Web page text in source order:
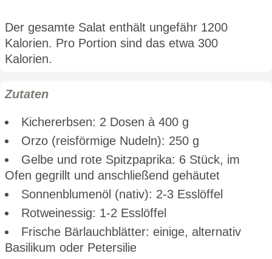
Der gesamte Salat enthält ungefähr 1200
Kalorien. Pro Portion sind das etwa 300
Kalorien.
Zutaten
Kichererbsen: 2 Dosen à 400 g
Orzo (reisförmige Nudeln): 250 g
Gelbe und rote Spitzpaprika: 6 Stück, im
Ofen gegrillt und anschließend gehäutet
Sonnenblumenöl (nativ): 2-3 Esslöffel
Rotweinessig: 1-2 Esslöffel
Frische Bärlauchblätter: einige, alternativ
Basilikum oder Petersilie